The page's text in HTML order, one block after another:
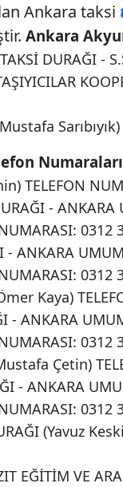
Ankara taksi
Ankara
DURAĞI -
Numaraları
TELEFON
- ANKARA
0312
- ANKARA
0312
Kaya)
- ANKARA
0312
Çetin)
- ANKARA
0312
(Yavuz
EĞİTİM VE